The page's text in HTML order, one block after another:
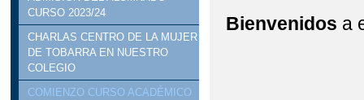
CURSO 2023/24
CHARLAS CENTRO DE LA MUJER
DE TOBARRA EN NUESTRO
COLEGIO
COMIENZO CURSO ACADÉMICO
Bienvenidos a